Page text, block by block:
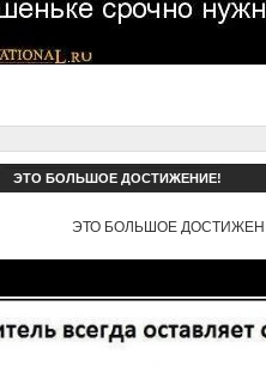
ЭТО БОЛЬШОЕ ДОСТИЖЕНИЕ!
ЭТО БОЛЬШОЕ